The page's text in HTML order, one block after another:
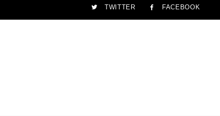
TWITTER FACEBOOK